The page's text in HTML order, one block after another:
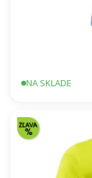
NA SKLADE